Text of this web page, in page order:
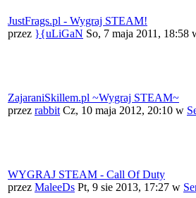
JustFrags.pl - Wygraj STEAM!
przez }{uLiGaN So, 7 maja 2011, 18:58
ZajaraniSkillem.pl ~Wygraj STEAM~
przez rabbit Cz, 10 maja 2012, 20:10 w
WYGRAJ STEAM - Call Of Duty
przez MaleeDs Pt, 9 sie 2013, 17:27 w